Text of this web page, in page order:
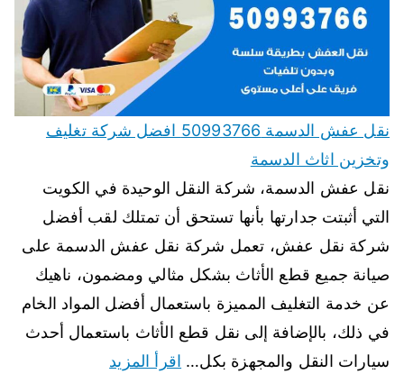
نقل عفش الدسمة 50993766 افضل شركة تغليف
وتخزين اثاث الدسمة
نقل عفش الدسمة، شركة النقل الوحيدة في الكويت
التي أثبتت جدارتها بأنها تستحق أن تمتلك لقب أفضل
شركة نقل عفش، تعمل شركة نقل عفش الدسمة على
صيانة جميع قطع الأثاث بشكل مثالي ومضمون، ناهيك
عن خدمة التغليف المميزة باستعمال أفضل المواد الخام
في ذلك، بالإضافة إلى نقل قطع الأثاث باستعمال أحدث
سيارات النقل والمجهزة بكل… اقرأ المزيد